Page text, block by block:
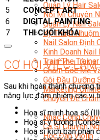
Quản Lý Hair
Nối Mi Chuyên
Quản Lý Nail
Kỹ Thuật
Nail Salon Định
Kinh Doanh Nail
Train The
Chăm Sóc Mẹ
Gội Đầu Dưỡng
Marketing
Chuyên Đề
Âm Nhạc
Nhạc Công
Ca Sĩ Chuyên
Học Đàn Violin
5
CONCEPT ART
6
DIGITAL PAINTING
7
THI CUỐI KHÓA
CƠ HỘI VIỆC LÀM
Sau khi hoàn thành chương
năng lực đảm nhiệm các vị
Họa sĩ minh họa số
Họa sĩ ý tưởng
Họa sĩ kịch bản phân